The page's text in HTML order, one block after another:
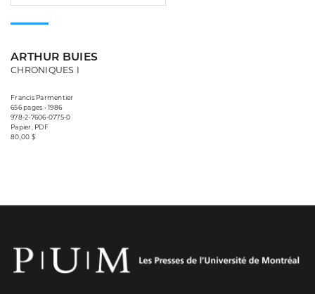
ARTHUR BUIES
CHRONIQUES I
Francis Parmentier
656 pages • 1986
978-2-7606-0775-0
Papier, PDF
80,00 $